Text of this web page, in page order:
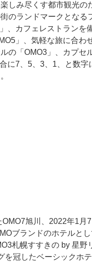
しみ尽くす都市観光の
のランドマークとなる
、カフェレストランを
」、気軽な旅に合わ
の「OMO3」、カプセ
に7、5、3、1、と数字
旭川、2022年1月
ブランドのホテルと
札幌すすきの by 星野
を冠したベーシックホ